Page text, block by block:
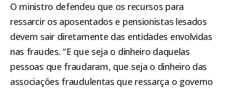
O ministro defendeu que os recursos para
ressarcir os aposentados e pensionistas lesados
devem sair diretamente das entidades envolvidas
nas fraudes. “E que seja o dinheiro daquelas
pessoas que fraudaram, que seja o dinheiro das
associações fraudulentas que ressarça o governo